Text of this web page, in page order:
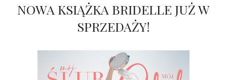
NOWA KSIĄŻKA BRIDELLE JUŻ W
SPRZEDAŻY!